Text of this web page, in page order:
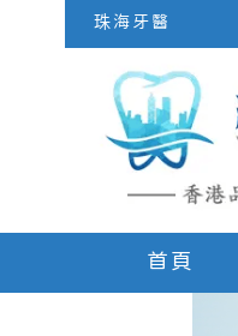
珠海牙醫
首頁